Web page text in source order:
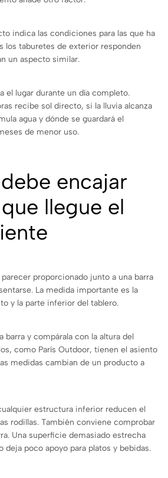
indica las condiciones para las que ha
los taburetes de exterior responden
un aspecto similar.
el lugar durante un día completo.
recibe sol directo, si la lluvia alcanza
agua y dónde se guardará el
de menor uso.
encajar
llegue el
proporcionado junto a una barra
La medida importante es la
y la parte inferior del tablero.
barra y compárala con la altura del
como París Outdoor, tienen el asiento
medidas cambian de un producto a
estructura inferior reducen el
rodillas. También conviene comprobar
Una superficie demasiado estrecha
deja poco apoyo para platos y bebidas.